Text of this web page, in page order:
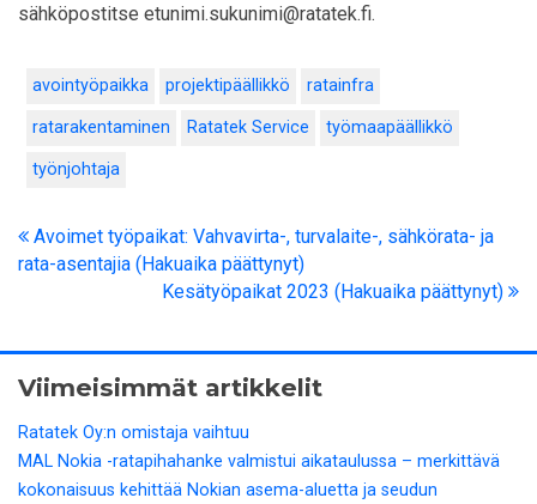
sähköpostitse etunimi.sukunimi@ratatek.fi.
avointyöpaikka projektipäällikkö ratainfra
ratarakentaminen Ratatek Service työmaapäällikkö
työnjohtaja
Avoimet työpaikat: Vahvavirta-, turvalaite-, sähkörata- ja
rata-asentajia (Hakuaika päättynyt)
Kesätyöpaikat 2023 (Hakuaika päättynyt)
Viimeisimmät artikkelit
Ratatek Oy:n omistaja vaihtuu
MAL Nokia -ratapihahanke valmistui aikataulussa – merkittävä
kokonaisuus kehittää Nokian asema-aluetta ja seudun